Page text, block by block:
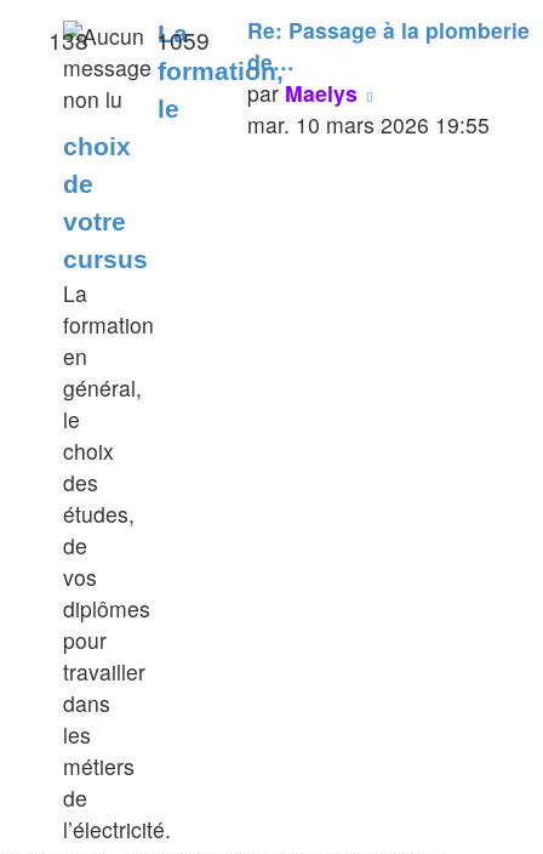
La
formation,
le
choix
de
votre
cursus
La
formation
en
général,
le
choix
des
études,
de
vos
diplômes
pour
travailler
dans
les
métiers
de
l’électricité.
138 1059
Re: Passage à la plomberie
de…
parMaelys
le
mar. 10 mars 2026 19:55